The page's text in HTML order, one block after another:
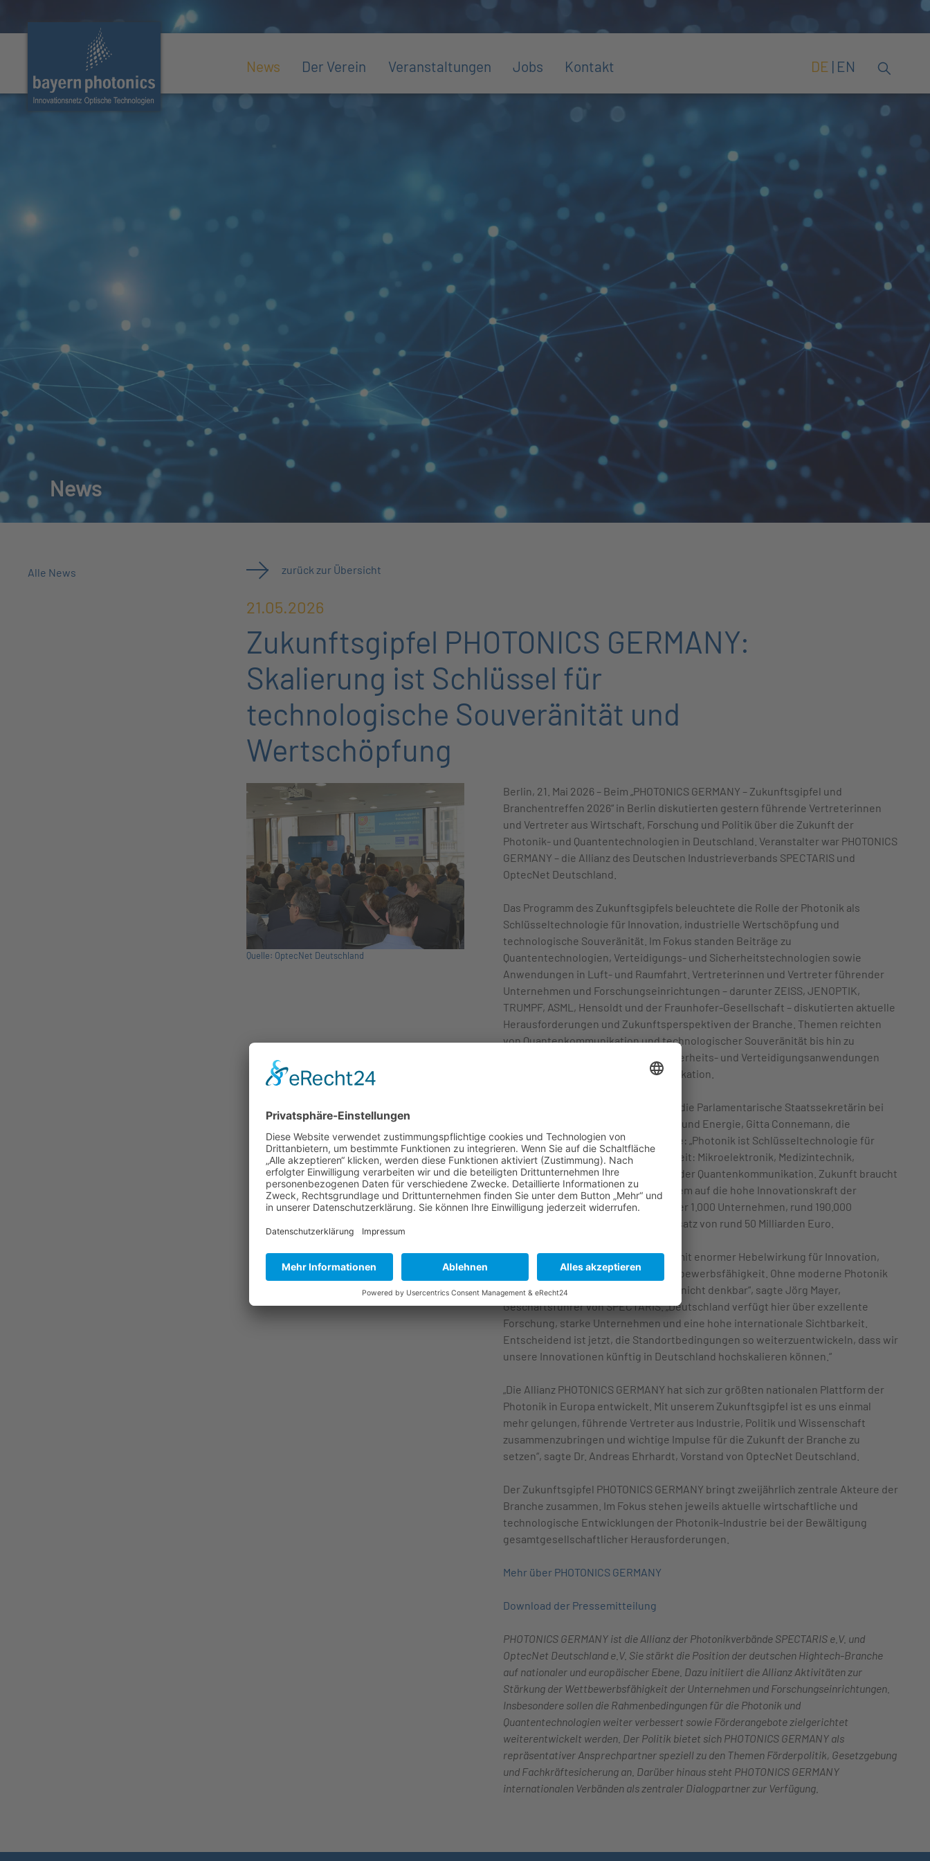
News Der Verein Veranstaltungen Jobs Kontakt DE EN
News
Alle News zurück zur Übersicht
21.05.2026
Zukunftsgipfel PHOTONICS GERMANY:
Skalierung ist Schlüssel für
technologische Souveränität und
Wertschöpfung
Quelle: OptecNet Deutschland
Berlin, 21. Mai 2026 – Beim „PHOTONICS GERMANY – Zukunftsgipfel und
Branchentreffen 2026“ in Berlin diskutierten gestern führende Vertreterinnen
und Vertreter aus Wirtschaft, Forschung und Politik über die Zukunft der
Photonik- und Quantentechnologien in Deutschland. Veranstalter war PHOTONICS
GERMANY – die Allianz des Deutschen Industrieverbands SPECTARIS und
OptecNet Deutschland.
Das Programm des Zukunftsgipfels beleuchtete die Rolle der Photonik als
Schlüsseltechnologie für Innovation, industrielle Wertschöpfung und
technologische Souveränität. Im Fokus standen Beiträge zu
Quantentechnologien, Verteidigungs- und Sicherheitstechnologien sowie
Anwendungen in Luft- und Raumfahrt. Vertreterinnen und Vertreter führender
Unternehmen und Forschungseinrichtungen – darunter ZEISS, JENOPTIK,
TRUMPF, ASML, Hensoldt und der Fraunhofer-Gesellschaft – diskutierten aktuelle
Herausforderungen und Zukunftsperspektiven der Branche. Themen reichten
von Quantenkommunikation und technologischer Souveränität bis hin zu
photonischen Technologien für Sicherheits- und Verteidigungsanwendungen
sowie satellitengestützter Kommunikation.
Anlässlich der Veranstaltung betont die Parlamentarische Staatssekretärin bei
der Bundesministerin für Wirtschaft und Energie, Gitta Connemann, die
strategische Bedeutung der Branche: „Photonik ist Schlüsseltechnologie für
entscheidende Industrien unserer Zeit: Mikroelektronik, Medizintechnik,
Verteidigung, Luft- und Raumfahrt oder Quantenkommunikation. Zukunft braucht
Photonik.“ Connemann verweist zudem auf die hohe Innovationskraft der
deutschen Photonikindustrie mit über 1.000 Unternehmen, rund 190.000
Beschäftigten und einem Jahresumsatz von rund 50 Milliarden Euro.
„Photonik ist eine Zukunftsbranche mit enormer Hebelwirkung für Innovation,
Digitalisierung und industrielle Wettbewerbsfähigkeit. Ohne moderne Photonik
wären viele moderne Anwendungen nicht denkbar“, sagte Jörg Mayer,
Geschäftsführer von SPECTARIS. „Deutschland verfügt hier über exzellente
Forschung, starke Unternehmen und eine hohe internationale Sichtbarkeit.
Entscheidend ist jetzt, die Standortbedingungen so weiterzuentwickeln, dass wir
unsere Innovationen künftig in Deutschland hochskalieren können.“
„Die Allianz PHOTONICS GERMANY hat sich zur größten nationalen Plattform der
Photonik in Europa entwickelt. Mit unserem Zukunftsgipfel ist es uns einmal
mehr gelungen, führende Vertreter aus Industrie, Politik und Wissenschaft
zusammenzubringen und wichtige Impulse für die Zukunft der Branche zu
setzen“, sagte Dr. Andreas Ehrhardt, Vorstand von OptecNet Deutschland.
Der Zukunftsgipfel PHOTONICS GERMANY bringt zweijährlich zentrale Akteure der
Branche zusammen. Im Fokus stehen jeweils aktuelle wirtschaftliche und
technologische Entwicklungen der Photonik-Industrie bei der Bewältigung
gesamtgesellschaftlicher Herausforderungen.
Mehr über PHOTONICS GERMANY
Download der Pressemitteilung
PHOTONICS GERMANY ist die Allianz der Photonikverbände SPECTARIS e.V. und
OptecNet Deutschland e.V. Sie stärkt die Position der deutschen Hightech-Branche
auf nationaler und europäischer Ebene. Dazu initiiert die Allianz Aktivitäten zur
Stärkung der Wettbewerbsfähigkeit der Unternehmen und Forschungseinrichtungen.
Insbesondere sollen die Rahmenbedingungen für die Photonik und
Quantentechnologien weiter verbessert sowie Förderangebote zielgerichtet
weiterentwickelt werden. Der Politik bietet sich PHOTONICS GERMANY als
repräsentativer Ansprechpartner speziell zu den Themen Förderpolitik, Gesetzgebung
und Fachkräftesicherung an. Darüber hinaus steht PHOTONICS GERMANY
internationalen Verbänden als zentraler Dialogpartner zur Verfügung.